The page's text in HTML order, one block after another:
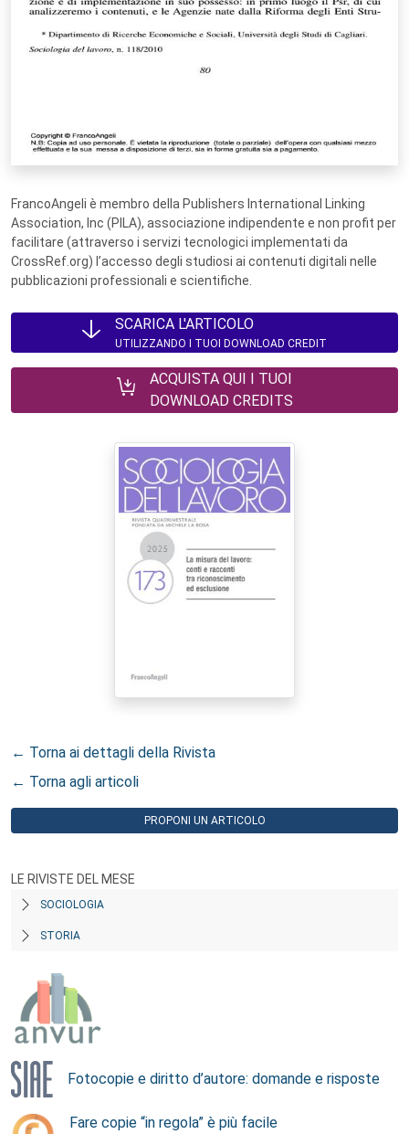
FrancoAngeli è membro della Publishers International Linking
Association, Inc (PILA), associazione indipendente e non profit per
facilitare (attraverso i servizi tecnologici implementati da
CrossRef.org) l’accesso degli studiosi ai contenuti digitali nelle
pubblicazioni professionali e scientifiche.
SCARICA L'ARTICOLO
UTILIZZANDO I TUOI DOWNLOAD CREDIT
ACQUISTA QUI I TUOI
DOWNLOAD CREDITS
← Torna ai dettagli della Rivista
← Torna agli articoli
PROPONI UN ARTICOLO
LE RIVISTE DEL MESE
SOCIOLOGIA
STORIA
Fotocopie e diritto d’autore: domande e risposte
Fare copie “in regola” è più facile